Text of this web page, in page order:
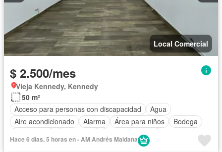
Local Comercial
$ 2.500/mes
Vieja Kennedy, Kennedy
50 m²
Acceso para personas con discapacidad
Agua
Aire acondicionado
Alarma Área para niños
Bodega
Estacionamiento
Seguridad
Hace 6 días, 5 horas en - AM Andrés Maidana